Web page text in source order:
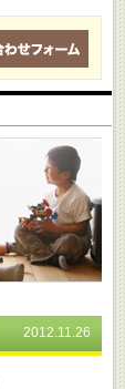
2012.11.26